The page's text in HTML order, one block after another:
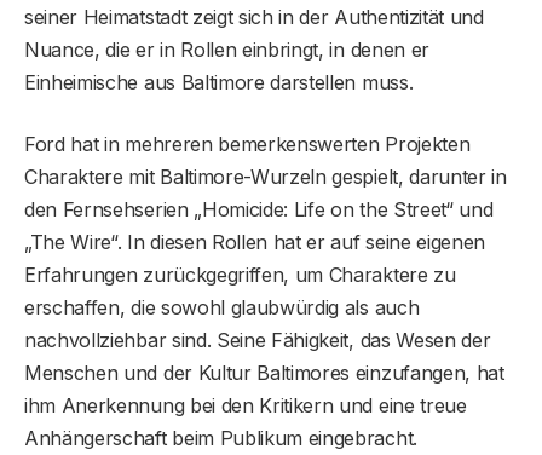
seiner Heimatstadt zeigt sich in der Authentizität und
Nuance, die er in Rollen einbringt, in denen er
Einheimische aus Baltimore darstellen muss.
Ford hat in mehreren bemerkenswerten Projekten
Charaktere mit Baltimore-Wurzeln gespielt, darunter in
den Fernsehserien „Homicide: Life on the Street“ und
„The Wire“. In diesen Rollen hat er auf seine eigenen
Erfahrungen zurückgegriffen, um Charaktere zu
erschaffen, die sowohl glaubwürdig als auch
nachvollziehbar sind. Seine Fähigkeit, das Wesen der
Menschen und der Kultur Baltimores einzufangen, hat
ihm Anerkennung bei den Kritikern und eine treue
Anhängerschaft beim Publikum eingebracht.